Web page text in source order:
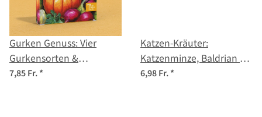
Gurken Genuss: Vier
Gurkensorten &
Einmachbegleiter –
7,85 Fr.*
Katzen-Kräuter:
Katzenminze, Baldrian &
Katzengras zum
6,98 Fr.*